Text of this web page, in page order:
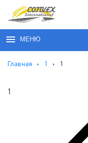
МЕНЮ
Главная 1 1
1